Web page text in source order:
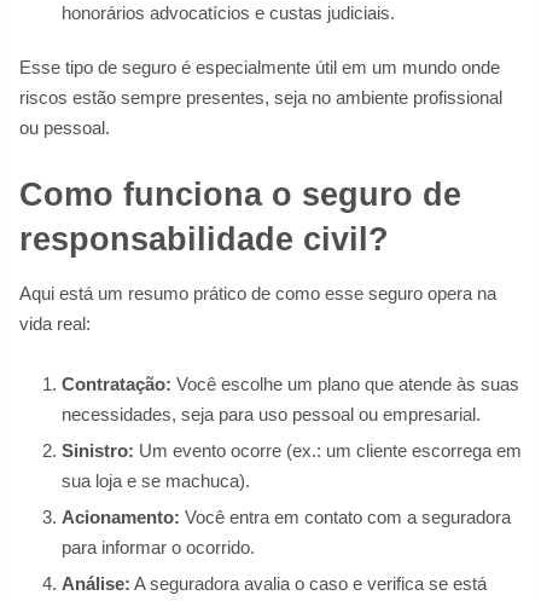
honorários advocatícios e custas judiciais.
Esse tipo de seguro é especialmente útil em um mundo onde
riscos estão sempre presentes, seja no ambiente profissional
ou pessoal.
Como funciona o seguro de
responsabilidade civil?
Aqui está um resumo prático de como esse seguro opera na
vida real:
Contratação: Você escolhe um plano que atende às suas
necessidades, seja para uso pessoal ou empresarial.
Sinistro: Um evento ocorre (ex.: um cliente escorrega em
sua loja e se machuca).
Acionamento: Você entra em contato com a seguradora
para informar o ocorrido.
Análise: A seguradora avalia o caso e verifica se está